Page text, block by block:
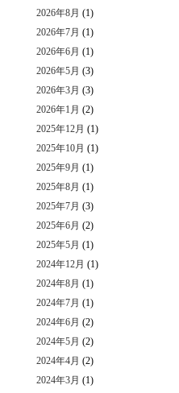
2026年8月 (1)
2026年7月 (1)
2026年6月 (1)
2026年5月 (3)
2026年3月 (3)
2026年1月 (2)
2025年12月 (1)
2025年10月 (1)
2025年9月 (1)
2025年8月 (1)
2025年7月 (3)
2025年6月 (2)
2025年5月 (1)
2024年12月 (1)
2024年8月 (1)
2024年7月 (1)
2024年6月 (2)
2024年5月 (2)
2024年4月 (2)
2024年3月 (1)